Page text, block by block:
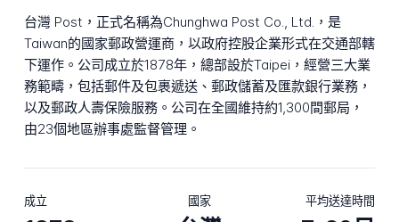
台灣 Post，正式名稱為Chunghwa Post Co., Ltd.，是
Taiwan的國家郵政營運商，以政府控股企業形式在交通部轄
下運作。公司成立於1878年，總部設於Taipei，經營三大業
務範疇，包括郵件及包裹遞送、郵政儲蓄及匯款銀行業務，
以及郵政人壽保險服務。公司在全國維持約1,300間郵局，
由23個地區辦事處監督管理。
成立 國家 平均送達時間